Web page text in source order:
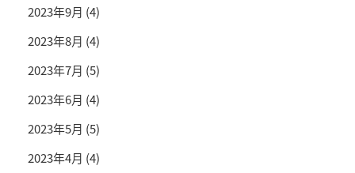
2023年9月 (4)
2023年8月 (4)
2023年7月 (5)
2023年6月 (4)
2023年5月 (5)
2023年4月 (4)